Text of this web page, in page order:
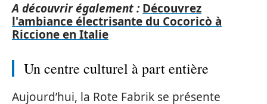
A découvrir également : Découvrez
l'ambiance électrisante du Cocoricò à
Riccione en Italie
Un centre culturel à part entière
Aujourd’hui, la Rote Fabrik se présente